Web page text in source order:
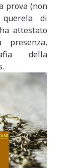
prova (non
querela di
attestato
della